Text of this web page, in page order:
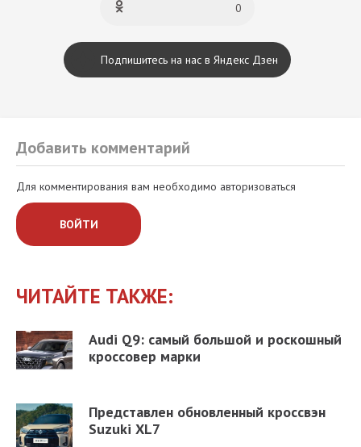
0
Подпишитесь на нас в Яндекс Дзен
Добавить комментарий
Для комментирования вам необходимо авторизоваться
ВОЙТИ
ЧИТАЙТЕ ТАКЖЕ:
Audi Q9: самый большой и роскошный
кроссовер марки
Представлен обновленный кроссвэн
Suzuki XL7